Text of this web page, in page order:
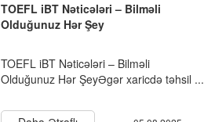
TOEFL iBT Nəticələri – Bilməli
Olduğunuz Hər Şey
TOEFL iBT Nəticələri – Bilməli
Olduğunuz Hər ŞeyƏgər xaricdə təhsil ...